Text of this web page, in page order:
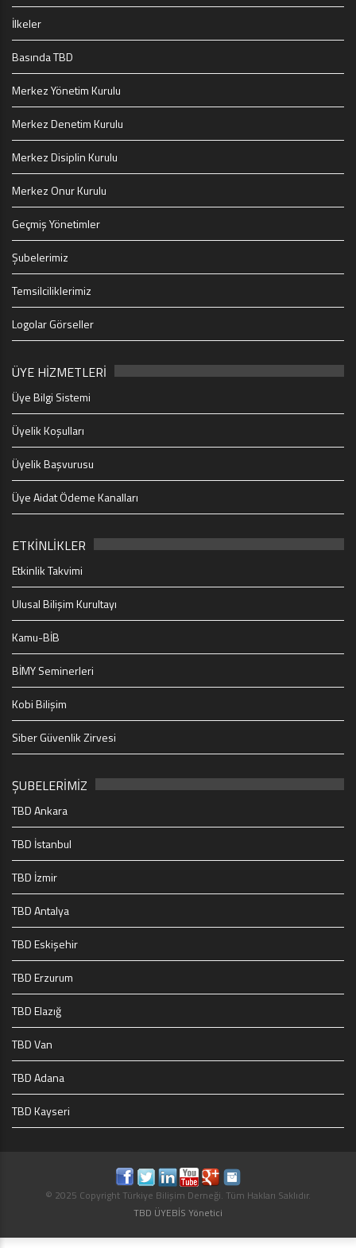
İlkeler
Basında TBD
Merkez Yönetim Kurulu
Merkez Denetim Kurulu
Merkez Disiplin Kurulu
Merkez Onur Kurulu
Geçmiş Yönetimler
Şubelerimiz
Temsilciliklerimiz
Logolar Görseller
ÜYE HİZMETLERİ
Üye Bilgi Sistemi
Üyelik Koşulları
Üyelik Başvurusu
Üye Aidat Ödeme Kanalları
ETKİNLİKLER
Etkinlik Takvimi
Ulusal Bilişim Kurultayı
Kamu-BİB
BİMY Seminerleri
Kobi Bilişim
Siber Güvenlik Zirvesi
ŞUBELERİMİZ
TBD Ankara
TBD İstanbul
TBD İzmir
TBD Antalya
TBD Eskişehir
TBD Erzurum
TBD Elazığ
TBD Van
TBD Adana
TBD Kayseri
© 2025 Copyright Türkiye Bilişim Derneği. Tüm Hakları Saklıdır.
TBD ÜYEBİS Yönetici